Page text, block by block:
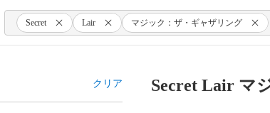
Secret Lair マジック：ザ・ギャザリング
クリア Secret Lair マ